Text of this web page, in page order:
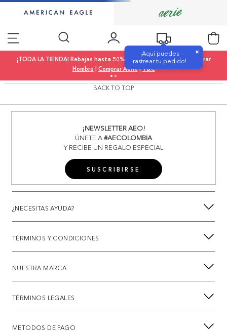
¡Aquí puedes
rastrear tu pedido!
×
¡TODA LA TIENDA! Rebajas hasta 50% OFF |Comprar Mujer|
Comprar
Hombre | Comprar Aerie|T&C
BACK TO TOP
¡NEWSLETTER AEO!
ÚNETE A#AECOLOMBIA
Y RECIBE UN REGALO ESPECIAL
SUSCRIBIRSE
¿NECESITAS AYUDA?
TÉRMINOS Y CONDICIONES
NUESTRA MARCA
TÉRMINOS LEGALES
METODOS DE PAGO